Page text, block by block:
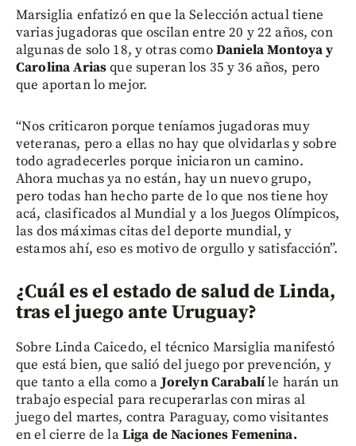
Marsiglia enfatizó en que la Selección actual tiene
varias jugadoras que oscilan entre 20 y 22 años, con
algunas de solo 18, y otras comoDaniela Montoya y
Carolina Ariasque superan los 35 y 36 años, pero
que aportan lo mejor.
“Nos criticaron porque teníamos jugadoras muy
veteranas, pero a ellas no hay que olvidarlas y sobre
todo agradecerles porque iniciaron un camino.
Ahora muchas ya no están, hay un nuevo grupo,
pero todas han hecho parte de lo que nos tiene hoy
acá, clasificados al Mundial y a los Juegos Olímpicos,
las dos máximas citas del deporte mundial, y
estamos ahí, eso es motivo de orgullo y satisfacción”.
¿Cuál es el estado de salud de Linda,
tras el juego ante Uruguay?
Sobre Linda Caicedo, el técnico Marsiglia manifestó
que está bien, que salió del juego por prevención, y
que tanto a ella como aJorelyn Carabalíle harán un
trabajo especial para recuperarlas con miras al
juego del martes, contra Paraguay, como visitantes
en el cierre de laLiga de Naciones Femenina.